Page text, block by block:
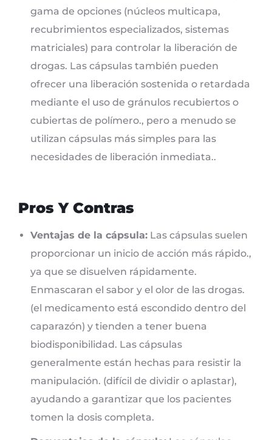
gama de opciones (núcleos multicapa,
recubrimientos especializados, sistemas
matriciales) para controlar la liberación de
drogas. Las cápsulas también pueden
ofrecer una liberación sostenida o retardada
mediante el uso de gránulos recubiertos o
cubiertas de polímero., pero a menudo se
utilizan cápsulas más simples para las
necesidades de liberación inmediata..
Pros Y Contras
Ventajas de la cápsula: Las cápsulas suelen
proporcionar un inicio de acción más rápido.,
ya que se disuelven rápidamente.
Enmascaran el sabor y el olor de las drogas.
(el medicamento está escondido dentro del
caparazón) y tienden a tener buena
biodisponibilidad. Las cápsulas
generalmente están hechas para resistir la
manipulación. (difícil de dividir o aplastar),
ayudando a garantizar que los pacientes
tomen la dosis completa.